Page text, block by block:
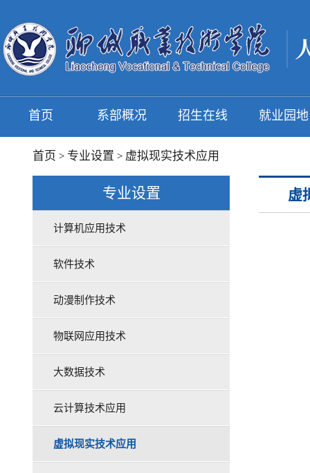
首页 系部概况 招生在线 就业园地
首页 > 专业设置 > 虚拟现实技术应用
专业设置
计算机应用技术
软件技术
动漫制作技术
物联网应用技术
大数据技术
云计算技术应用
虚拟现实技术应用
虚